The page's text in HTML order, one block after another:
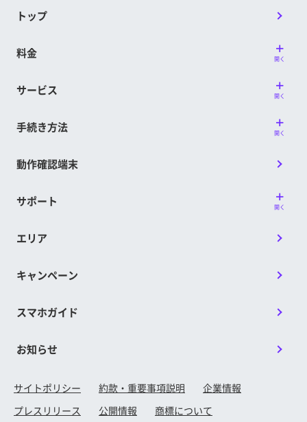
トップ
料金 開く
サービス 開く
手続き方法 開く
動作確認端末
サポート 開く
エリア
キャンペーン
スマホガイド
お知らせ
サイトポリシー 約款・重要事項説明
企業情報
プレスリリース
公開情報 商標について